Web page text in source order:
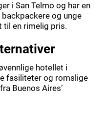
i San Telmo og har en
og unge
til en rimelig pris.
hotellet i
fasiliteter og romslige
Buenos Aires’